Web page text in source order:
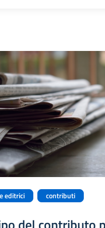
editrici contributi